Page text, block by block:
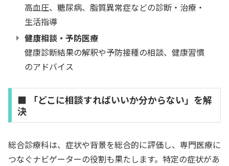
高血圧、糖尿病、脂質異常症などの診断・治療・
生活指導
健康相談・予防医療
健康診断結果の解釈や予防接種の相談、健康習慣
のアドバイス
■ 「どこに相談すればいいか分からない」を解
決
総合診療科は、症状や背景を総合的に評価し、専門医療に
つなぐナビゲーターの役割も果たします。特定の症状があ